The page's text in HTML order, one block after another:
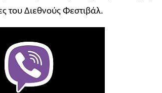
του Διεθνούς Φεστιβάλ.